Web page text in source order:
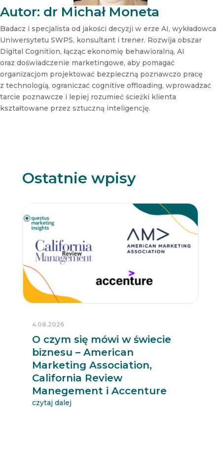
t
t
e
r
N
e
w
s
l
e
t
t
Autor: dr Michał Moneta
Badacz i specjalista od jakości decyzji w erze AI, wykładowca
Uniwersytetu SWPS, konsultant i trener. Rozwija obszar
Digital Cognition, łącząc ekonomię behawioralną, AI
oraz doświadczenie marketingowe, aby pomagać
organizacjom projektować bezpieczną poznawczo pracę
z technologią, ograniczać cognitive offloading, wprowadzać
tarcie poznawcze i lepiej rozumieć ścieżki klienta
kształtowane przez sztuczną inteligencję.
Ostatnie wpisy
O czym się mówi w świecie
biznesu – American
Marketing Association,
California Review
Manegement i Accenture
4.08.2026
czytaj dalej